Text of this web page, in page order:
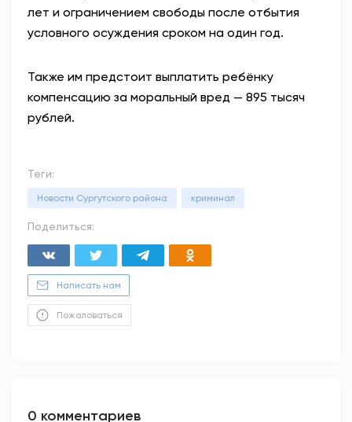
лет и ограничением свободы после отбытия
условного осуждения сроком на один год.
Также им предстоит выплатить ребёнку
компенсацию за моральный вред — 895 тысяч
рублей.
Теги:
Новости Сургутского района криминал
Поделиться:
Написать нам
Пожаловаться
0 комментариев